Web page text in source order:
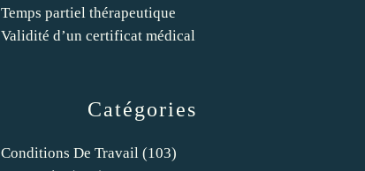
Catégories
Conditions De Travail (103)
Temps partiel thérapeutique
Validité d’un certificat médical